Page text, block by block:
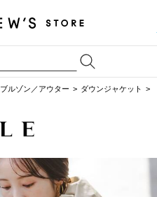
ブルゾン／アウター ダウンジャケット